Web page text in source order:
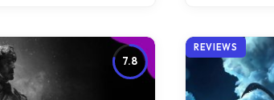
7.8
REVIEWS